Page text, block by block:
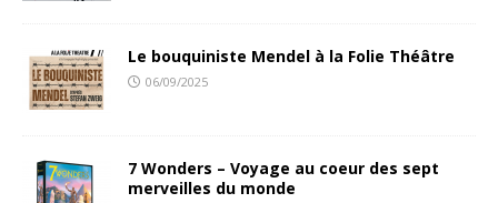
Le bouquiniste Mendel à la Folie Théâtre
06/09/2025
7 Wonders – Voyage au coeur des sept
merveilles du monde